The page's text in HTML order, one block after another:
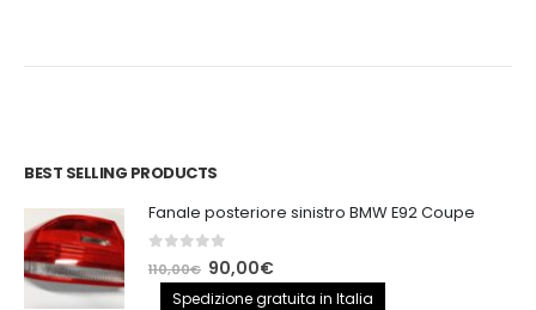
BEST SELLING PRODUCTS
Fanale posteriore sinistro BMW E92 Coupe
out of 5
110,00€ Il
prezzo
90,00€Il
prezzo
Spedizione gratuita in Italia